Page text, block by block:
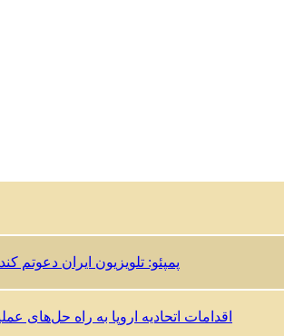
پمپئو: تلویزیون ایران دعوتم
اقدامات اتحادیه اروپا به راه حل‌های